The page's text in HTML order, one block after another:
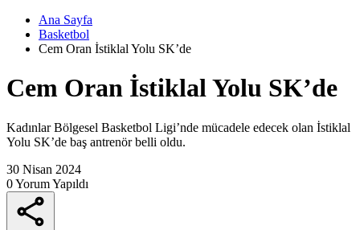
Ana Sayfa
Basketbol
Cem Oran İstiklal Yolu SK’de
Cem Oran İstiklal Yolu SK’de
Kadınlar Bölgesel Basketbol Ligi’nde mücadele edecek olan İstiklal
Yolu SK’de baş antrenör belli oldu.
30 Nisan 2024
0 Yorum Yapıldı